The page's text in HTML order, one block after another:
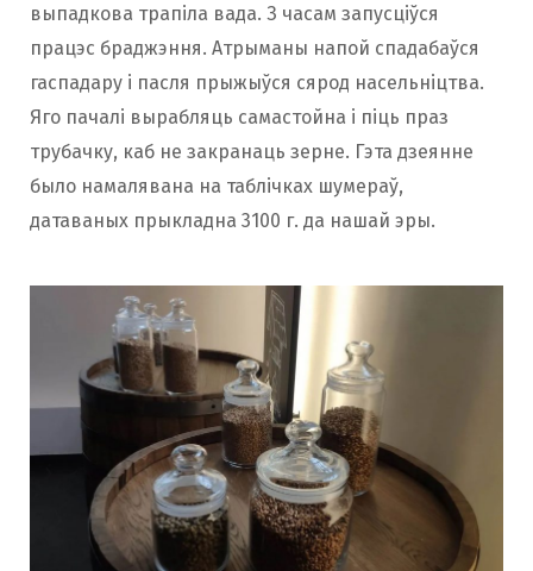
выпадкова трапіла вада. З часам запусціўся
працэс браджэння. Атрыманы напой спадабаўся
гаспадару і пасля прыжыўся сярод насельніцтва.
Яго пачалі вырабляць самастойна і піць праз
трубачку, каб не закранаць зерне. Гэта дзеянне
было намалявана на таблічках шумераў,
датаваных прыкладна 3100 г. да нашай эры.